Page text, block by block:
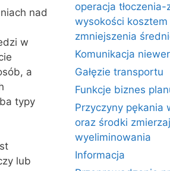
nad
w
a
typy
lub
operacja
wysokości kosztem
zmniejszenia
Komunikacja
Gałęzie transportu
Funkcje biznes
Przyczyny pękania
oraz środki
wyeliminowania
Informacja